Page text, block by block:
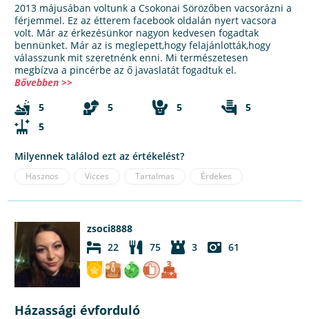
2013 májusában voltunk a Csokonai Sörözőben vacsorázni a
férjemmel. Ez az étterem facebook oldalán nyert vacsora
volt. Már az érkezésünkor nagyon kedvesen fogadtak
bennünket. Már az is meglepett,hogy felajánlották,hogy
válasszunk mit szeretnénk enni. Mi természetesen
megbízva a pincérbe az ő javaslatát fogadtuk el.
Bővebben >>
5
5 5
5
5
Milyennek találod ezt az értékelést?
Hasznos Vicces Tartalmas Érdekes
zsoci8888
22
75 3 61
Házassági évforduló